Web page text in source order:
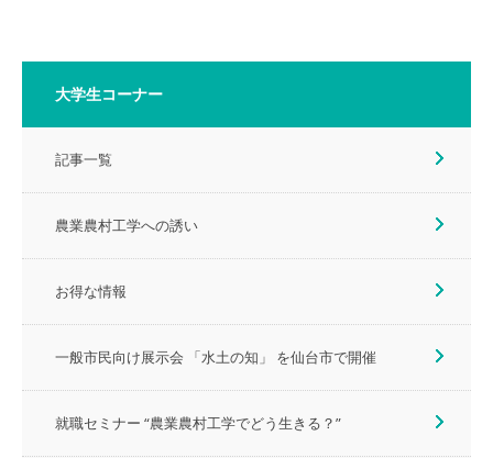
大学生コーナー
記事一覧
農業農村工学への誘い
お得な情報
一般市民向け展示会 「水土の知」 を仙台市で開催
就職セミナー “農業農村工学でどう生きる？”